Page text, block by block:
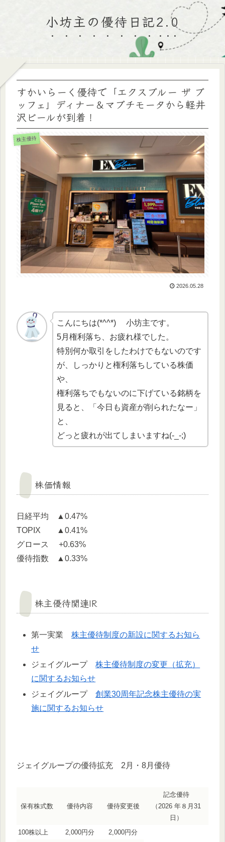
小坊主の優待日記2.0
すかいらーく優待で「エクスブルー ザ ブ
ッフェ」ディナー＆マブチモータから軽井
沢ビールが到着！
株主優待
2026.05.28
こんにちは(*^^*) 小坊主です。
5月権利落ち、お疲れ様でした。
特別何か取引をしたわけでもないのです
が、しっかりと権利落ちしている株価
や、
権利落ちでもないのに下げている銘柄を
見ると、「今日も資産が削られたなー」
と、
どっと疲れが出てしまいますね(-_-;)
株価情報
日経平均 ▲0.47%
TOPIX ▲0.41%
グロース +0.63%
優待指数 ▲0.33%
株主優待関連IR
第一実業株主優待制度の新設に関するお知ら
せ
ジェイグループ株主優待制度の変更（拡充）
に関するお知らせ
ジェイグループ創業30周年記念株主優待の実
施に関するお知らせ
ジェイグループの優待拡充 2月・8月優待
保有株式数 優待内容 優待変更後
記念優待
（2026 年８月31
日）
100株以上
2,000円分 2,000円分